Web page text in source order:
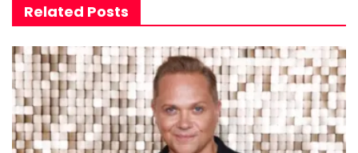
Related Posts